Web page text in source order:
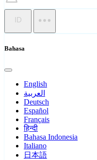
ID
Bahasa
English
العربية
Deutsch
Español
Français
हिन्दी
Bahasa Indonesia
Italiano
日本語